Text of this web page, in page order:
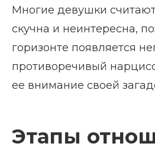
Многие девушки
скучна и неинтересна,
горизонте появляется
противоречивый
ее внимание своей
Этапы